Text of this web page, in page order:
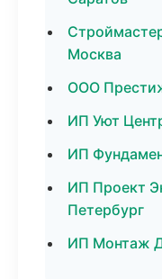
Москва
ООО
ИП Уют
ИП
ИП Проект
Петербург
ИП Монтаж